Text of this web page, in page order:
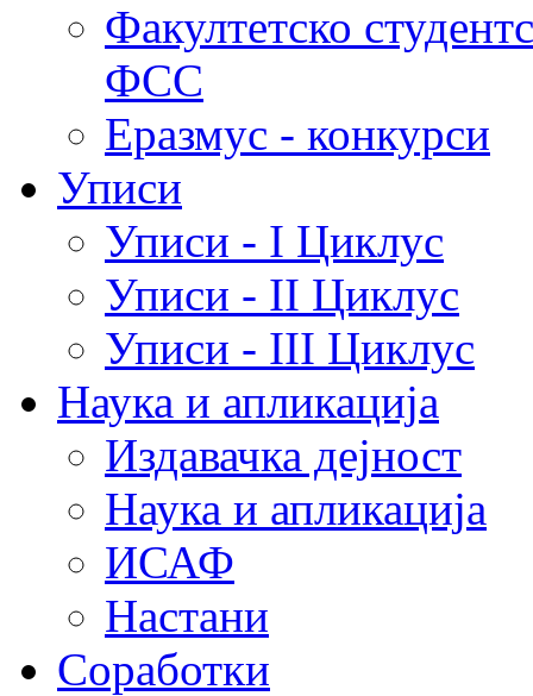
Факултетско
ФСС
Еразмус - конкурси
Уписи
Уписи - I Циклус
Уписи - II Циклус
Уписи - III Циклус
Наука и апликација
Издавачка дејност
Наука и апликација
ИСАФ
Настани
Соработки